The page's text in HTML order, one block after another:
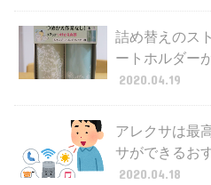
詰め替えのス
ートホルダー
2020.04.19
アレクサは最
サができるお
2020.04.18